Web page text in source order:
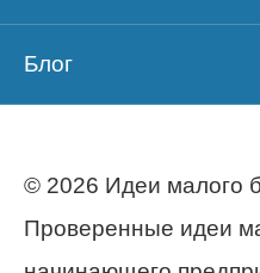
Блог
© 2026 Идеи малого
Проверенные идеи